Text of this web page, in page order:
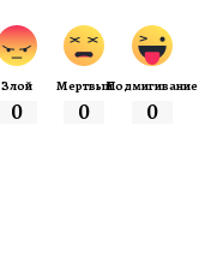
Злой
0
Мертвый
0
Подмигивание
0